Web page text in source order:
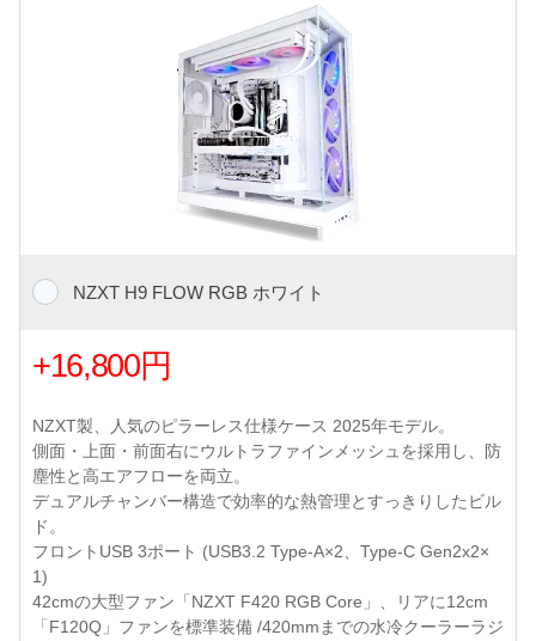
NZXT H9 FLOW RGB ホワイト
+16,800円
NZXT製、人気のピラーレス仕様ケース 2025年モデル。
側面・上面・前面右にウルトラファインメッシュを採用し、防
塵性と高エアフローを両立。
デュアルチャンバー構造で効率的な熱管理とすっきりしたビル
ド。
フロントUSB 3ポート (USB3.2 Type-A×2、Type-C Gen2x2×
1)
42cmの大型ファン「NZXT F420 RGB Core」、リアに12cm
「F120Q」ファンを標準装備 /420mmまでの水冷クーラーラジ